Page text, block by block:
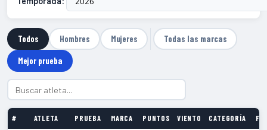
Todos Hombres Mujeres Todas las marcas
Mejor prueba
# ATLETA PRUEBA MARCA PUNTOS VIENTO CATEGORÍA